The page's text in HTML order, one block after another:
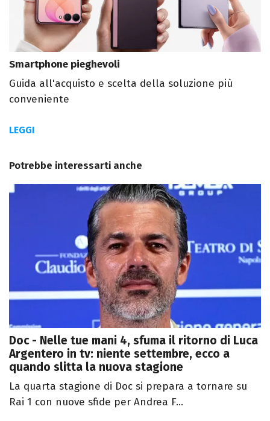
Smartphone pieghevoli
Guida all'acquisto e scelta della soluzione più
conveniente
LEGGI
Potrebbe interessarti anche
Doc - Nelle tue mani 4, sfuma il ritorno di Luca
Argentero in tv: niente settembre, ecco a
quando slitta la nuova stagione
La quarta stagione di Doc si prepara a tornare su
Rai 1 con nuove sfide per Andrea F...